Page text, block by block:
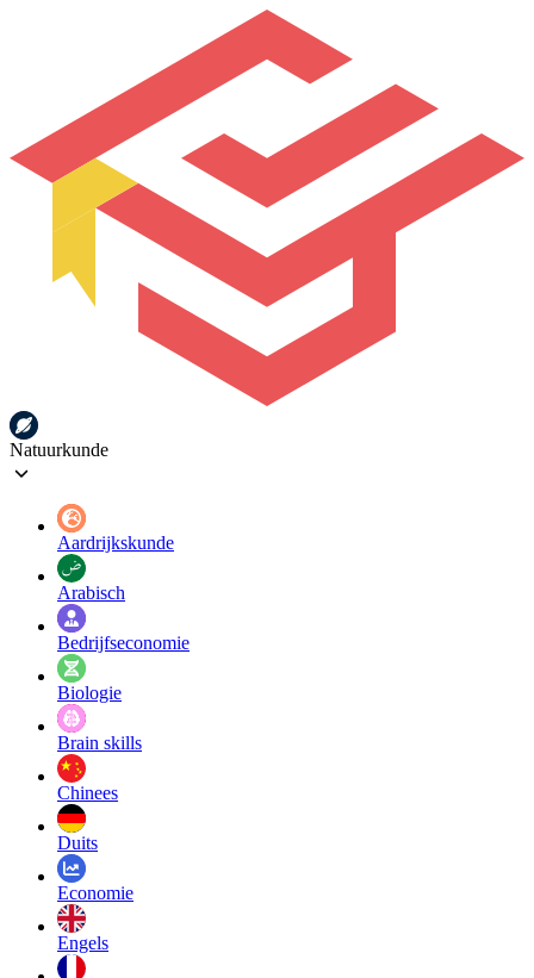
Natuurkunde
Aardrijkskunde
Arabisch
Bedrijfseconomie
Biologie
Brain skills
Chinees
Duits
Economie
Engels